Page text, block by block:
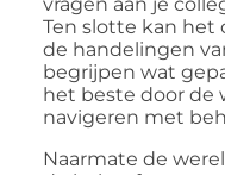
Ten slotte kan het
de handelingen
begrijpen wat
het beste door
navigeren met
Naarmate de